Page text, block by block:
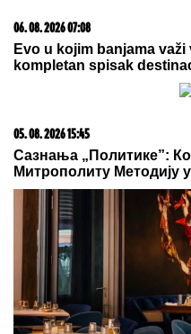
06. 08. 2026 07:08
Evo u kojim banjama
kompletan spisak
05. 08. 2026 15:45
Сазнања „Политике”: Ко
Митрополиту Методију